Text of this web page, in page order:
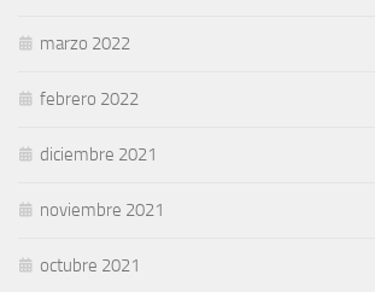
marzo 2022
febrero 2022
diciembre 2021
noviembre 2021
octubre 2021